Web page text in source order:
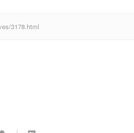
3178.html